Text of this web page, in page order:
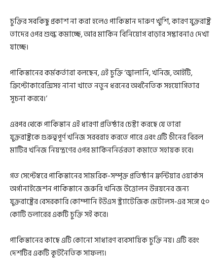
চুক্তির সবকিছু প্রকাশ না করা হলেও পাকিস্তান দারুণ খুশি, কারণ যুক্তরাষ্ট্র
তাদের ওপর শুল্ক কমাচ্ছে, আর মার্কিন বিনিয়োগ বাড়ার সম্ভাবনাও দেখা
যাচ্ছে।
পাকিস্তানের কর্মকর্তারা বলছেন, এই চুক্তি ‘জ্বালানি, খনিজ, আইটি,
ক্রিপ্টোকারেন্সিসহ নানা খাতে নতুন ধরনের অর্থনৈতিক সহযোগিতার
সূচনা করবে।’
এরপর থেকে পাকিস্তান এই ধারণা প্রতিষ্ঠার চেষ্টা করছে যে তারা
যুক্তরাষ্ট্রকে গুরুত্বপূর্ণ খনিজ সরবরাহ করতে পারে এবং এটি চীনের বিরল
মাটির খনিজ নিয়ন্ত্রণের ওপর মার্কিননির্ভরতা কমাতে সহায়ক হবে।
গত সেপ্টেম্বরে পাকিস্তানের সামরিক-সম্পৃক্ত প্রতিষ্ঠান ফ্রন্টিয়ার ওয়ার্কস
অর্গানাইজেশন পাকিস্তানে জরুরি খনিজ উত্তোলন উন্নয়নের জন্য
যুক্তরাষ্ট্রের বেসরকারি কোম্পানি ইউএস স্ট্র্যাটেজিক মেটালস-এর সঙ্গে ৫০
কোটি ডলারের একটি চুক্তি সই করে।
পাকিস্তানের কাছে এটি কোনো সাধারণ ব্যবসায়িক চুক্তি নয়। এটি বরং
দেশটির একটি কূটনৈতিক সাফল্য।